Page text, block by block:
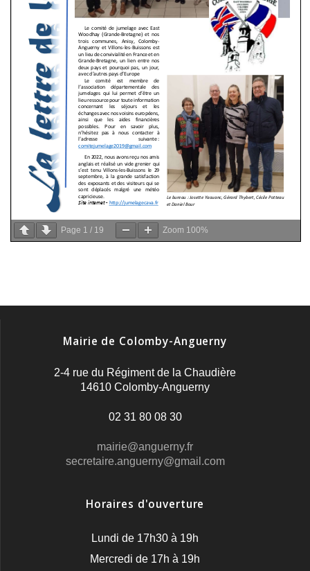
Page 1 / 19 Zoom 100%
Mairie de Colomby-Anguerny
2-4 rue du Régiment de la Chaudière
14610 Colomby-Anguerny
02 31 80 08 30
mairie@anguerny.fr
secretaire.anguerny@gmail.com
Horaires d'ouverture
Lundi de 17h30 à 19h
Mercredi de 17h à 19h